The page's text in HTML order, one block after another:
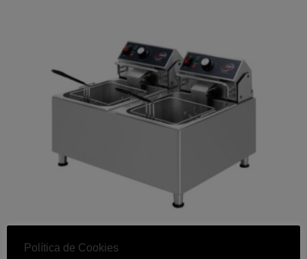
Política de Cookies